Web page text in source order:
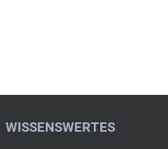
WISSENSWERTES